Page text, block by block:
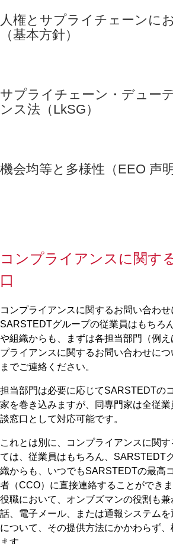
人権とサプライチェーンに
（基本方針）
サプライチェーン・デュー
ンス法（LkSG）
機会均等と多様性（EEO 声明
コンプライアンスに関す
口
コンプライアンスに関するお問い合わせ
SARSTEDTグループの従業員はもちろ
や組織からも、まずは各担当部門（例
プライアンスに関するお問い合わせにつ
までご連絡ください。
担当部門は必要に応じてSARSTEDTの
家を巻き込みますが、同専門家は全従
談窓口として対応可能です。
これとは別に、コンプライアンスに関
ては、従業員はもちろん、SARSTEDT
織からも、いつでもSARSTEDTの最高
者（CCO）に直接連絡することができ
役職において、オンブズマンの役割も
話、電子メール、または通報システム
について、その提供方法にかかわらず